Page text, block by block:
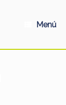
Menú